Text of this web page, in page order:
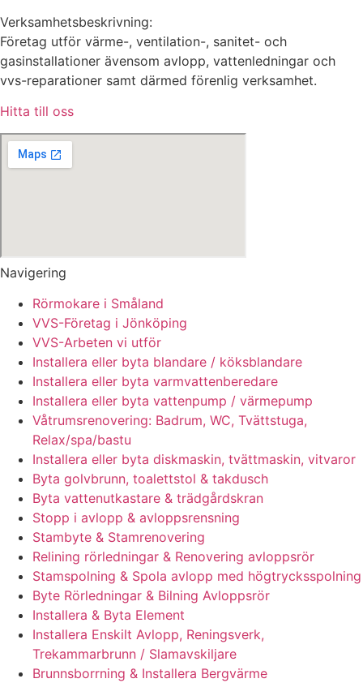
Verksamhetsbeskrivning:
Företag utför värme-, ventilation-, sanitet- och
gasinstallationer ävensom avlopp, vattenledningar och
vvs-reparationer samt därmed förenlig verksamhet.
Hitta till oss
Navigering
Rörmokare i Småland
VVS-Företag i Jönköping
VVS-Arbeten vi utför
Installera eller byta blandare / köksblandare
Installera eller byta varmvattenberedare
Installera eller byta vattenpump / värmepump
Våtrumsrenovering: Badrum, WC, Tvättstuga,
Relax/spa/bastu
Installera eller byta diskmaskin, tvättmaskin, vitvaror
Byta golvbrunn, toalettstol & takdusch
Byta vattenutkastare & trädgårdskran
Stopp i avlopp & avloppsrensning
Stambyte & Stamrenovering
Relining rörledningar & Renovering avloppsrör
Stamspolning & Spola avlopp med högtrycksspolning
Byte Rörledningar & Bilning Avloppsrör
Installera & Byta Element
Installera Enskilt Avlopp, Reningsverk,
Trekammarbrunn / Slamavskiljare
Brunnsborrning & Installera Bergvärme